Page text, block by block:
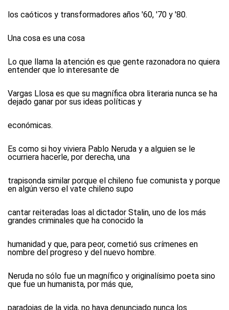
los caóticos y transformadores años '60, '70 y '80.
Una cosa es una cosa
Lo que llama la atención es que gente razonadora no quiera
entender que lo interesante de
Vargas Llosa es que su magnífica obra literaria nunca se ha
dejado ganar por sus ideas políticas y
económicas.
Es como si hoy viviera Pablo Neruda y a alguien se le
ocurriera hacerle, por derecha, una
trapisonda similar porque el chileno fue comunista y porque
en algún verso el vate chileno supo
cantar reiteradas loas al dictador Stalin, uno de los más
grandes criminales que ha conocido la
humanidad y que, para peor, cometió sus crímenes en
nombre del progreso y del nuevo hombre.
Neruda no sólo fue un magnífico y originalísimo poeta sino
que fue un humanista, por más que,
paradojas de la vida, no haya denunciado nunca los